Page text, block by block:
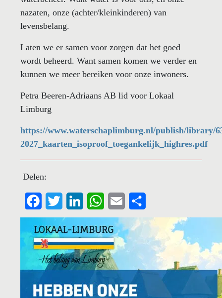
nazaten, onze (achter/kleinkinderen) van
levensbelang.
Laten we er samen voor zorgen dat het goed
wordt beheerd. Want samen komen we verder en
kunnen we meer bereiken voor onze inwoners.
Petra Beeren-Adriaans AB lid voor Lokaal
Limburg
https://www.waterschaplimburg.nl/publish/library/
2027_kaarten_isoproof_toegankelijk_highres.pdf
Delen:
FacebookTwitterLinkedInWhatsApp
EmailShare